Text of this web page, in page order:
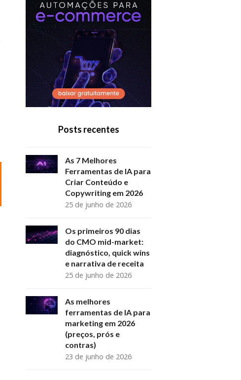
Posts recentes
As 7 Melhores
Ferramentas de IA para
Criar Conteúdo e
Copywriting em 2026
25 de junho de 2026
Os primeiros 90 dias
do CMO mid-market:
diagnóstico, quick wins
e narrativa de receita
25 de junho de 2026
As melhores
ferramentas de IA para
marketing em 2026
(preços, prós e
contras)
23 de junho de 2026